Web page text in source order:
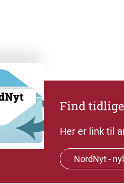
Find
Her er link til
NordNyt -